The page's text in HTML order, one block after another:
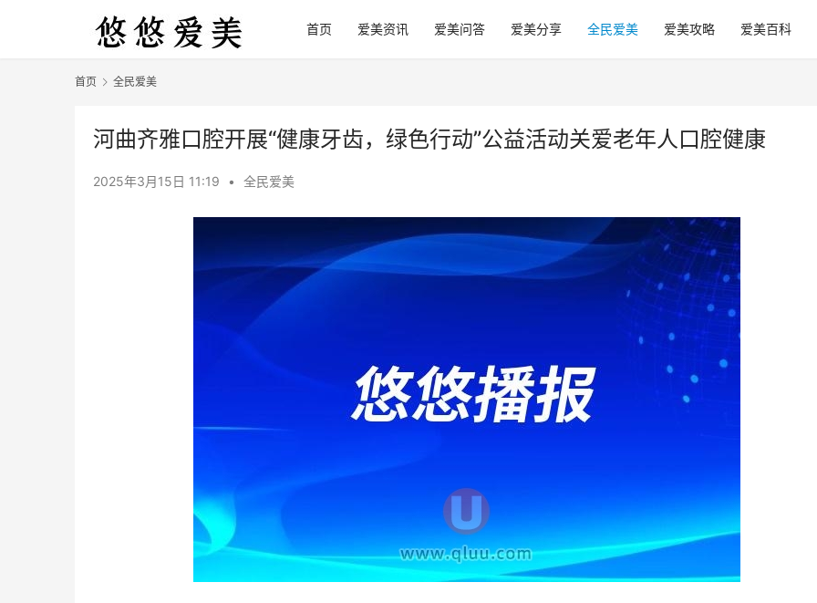
首页 爱美资讯 爱美问答 爱美分享 全民爱美 爱美攻略 爱美百科
首页 全民爱美
河曲齐雅口腔开展“健康牙齿，绿色行动”公益活动关爱老年人口腔健康
2025年3月15日 11:19 • 全民爱美